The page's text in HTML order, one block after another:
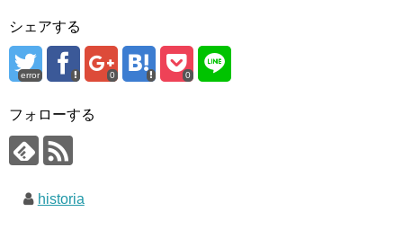
シェアする
error 0 0
フォローする
historia